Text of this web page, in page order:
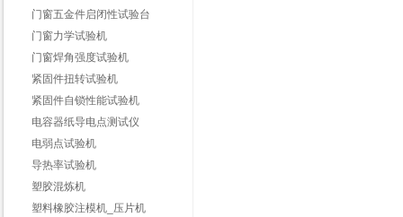
门窗五金件启闭性试验台
门窗力学试验机
门窗焊角强度试验机
紧固件扭转试验机
紧固件自锁性能试验机
电容器纸导电点测试仪
电弱点试验机
导热率试验机
塑胶混炼机
塑料橡胶注模机_压片机